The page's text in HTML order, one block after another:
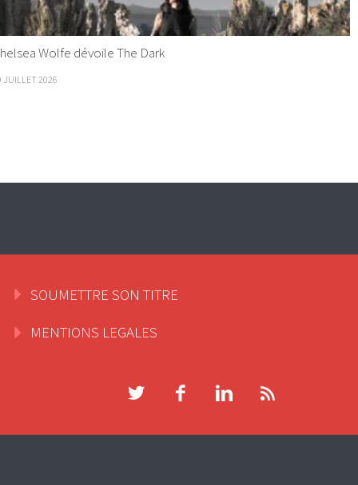
Wolfe dévoile The Dark
JUILLET 2026
SOUMETTRE SON TITRE
MENTIONS LEGALES